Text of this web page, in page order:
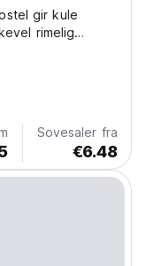
gir kule
rimelig
Sovesaler fra
€6.48